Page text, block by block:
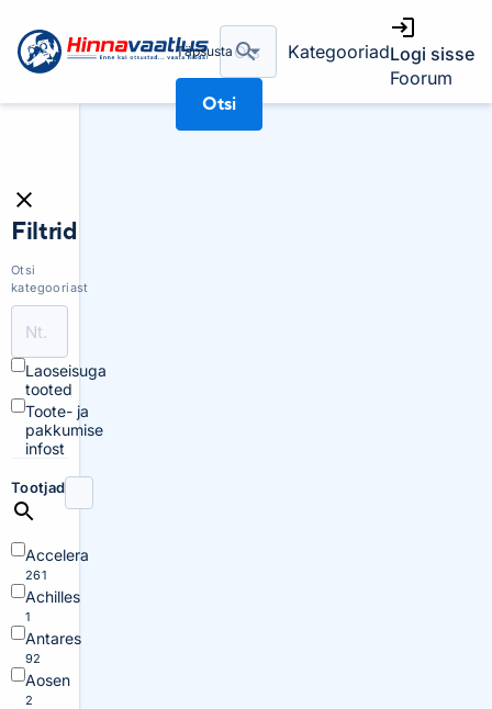
Täpsusta
Otsi
KategooriadLogi sisse
Foorum
Filtrid
Otsi
kategooriast
Laoseisuga
tooted
Toote- ja
pakkumise
infost
Tootjad
Accelera
261
Achilles
1
Antares
92
Aosen
2